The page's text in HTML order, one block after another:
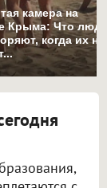
камера на
Крыма: Что
когда их не